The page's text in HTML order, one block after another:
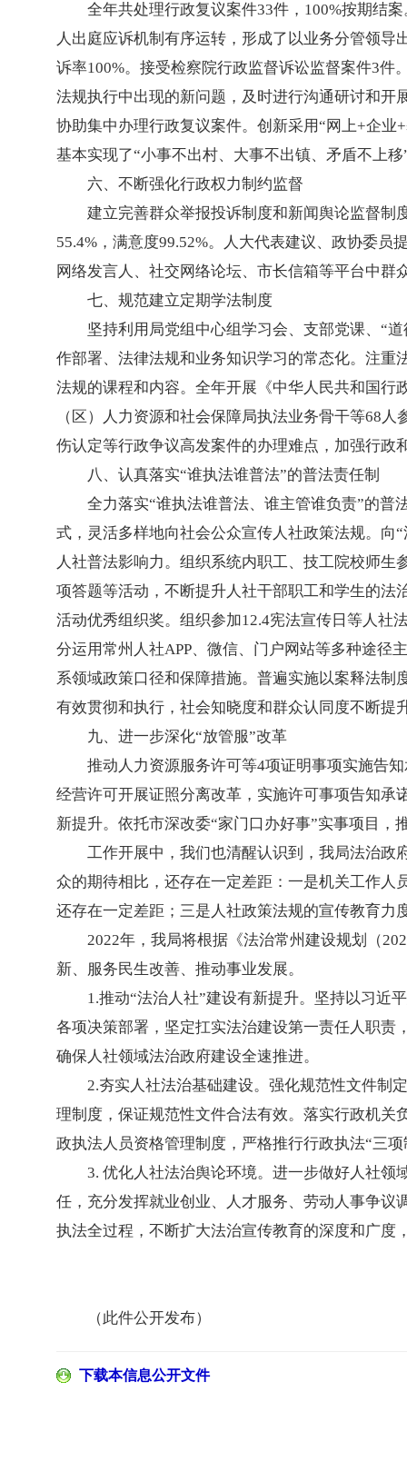
全年共处理行政复议案件33件，100%按期结
人出庭应诉机制有序运转，形成了以业务分管领
诉率100%。接受检察院行政监督诉讼监督案件3
法规执行中出现的新问题，及时进行沟通研讨和
协助集中办理行政复议案件。创新采用“网上+企
基本实现了“小事不出村、大事不出镇、矛盾不上移
六、不断强化行政权力制约监督
建立完善群众举报投诉制度和新闻舆论监督制
55.4%，满意度99.52%。人大代表建议、政协委
网络发言人、社交网络论坛、市长信箱等平台中群
七、规范建立定期学法制度
坚持利用局党组中心组学习会、支部党课、“
作部署、法律法规和业务知识学习的常态化。注
法规的课程和内容。全年开展《中华人民共和国行
（区）人力资源和社会保障局执法业务骨干等68
伤认定等行政争议高发案件的办理难点，加强行政
八、认真落实“谁执法谁普法”的普法责任制
全力落实“谁执法谁普法、谁主管谁负责”的
式，灵活多样地向社会公众宣传人社政策法规。向
人社普法影响力。组织系统内职工、技工院校师
项答题等活动，不断提升人社干部职工和学生的法
活动优秀组织奖。组织参加12.4宪法宣传日等人社
分运用常州人社APP、微信、门户网站等多种途径
系领域政策口径和保障措施。普遍实施以案释法制
有效贯彻和执行，社会知晓度和群众认同度不断提
九、进一步深化“放管服”改革
推动人力资源服务许可等4项证明事项实施告
经营许可开展证照分离改革，实施许可事项告知承
新提升。依托市深改委“家门口办好事”实事项目
工作开展中，我们也清醒认识到，我局法治政
众的期待相比，还存在一定差距：一是机关工作人
还存在一定差距；三是人社政策法规的宣传教育
2022年，我局将根据《法治常州建设规划（
新、服务民生改善、推动事业发展。
1.推动“法治人社”建设有新提升。坚持以习近
各项决策部署，坚定扛实法治建设第一责任人职
确保人社领域法治政府建设全速推进。
2.夯实人社法治基础建设。强化规范性文件制
理制度，保证规范性文件合法有效。落实行政机
政执法人员资格管理制度，严格推行行政执法“三
3. 优化人社法治舆论环境。进一步做好人社领
任，充分发挥就业创业、人才服务、劳动人事争议
执法全过程，不断扩大法治宣传教育的深度和广
（此件公开发布）
下载本信息公开文件